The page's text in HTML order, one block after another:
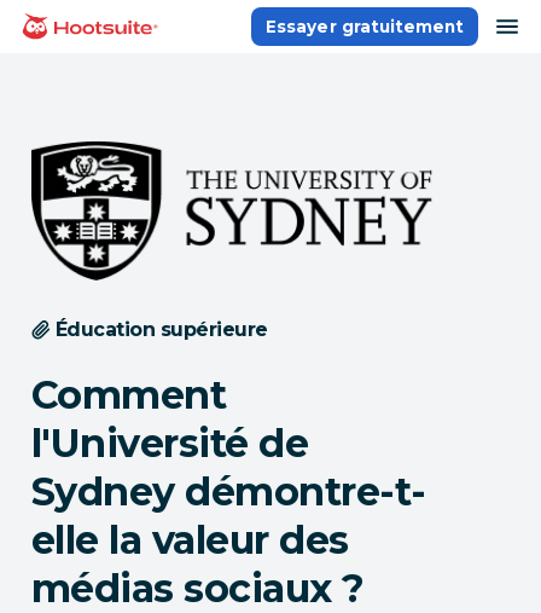
Aller
Accueil
Essayer gratuitement
Éducation supérieure
Comment
l'Université de
Sydney démontre-t-
elle la valeur des
médias sociaux ?